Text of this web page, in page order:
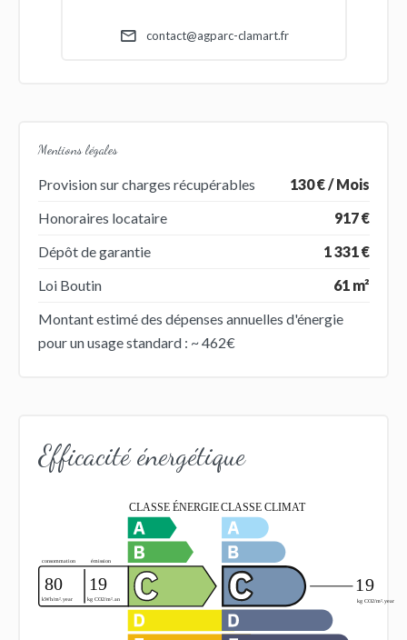
contact@agparc-clamart.fr
Mentions légales
Provision sur charges récupérables
130 € / Mois
Honoraires locataire
917 €
Dépôt de garantie
1 331 €
Loi Boutin
61 m²
Montant estimé des dépenses annuelles d'énergie
pour un usage standard : ~ 462€
Efficacité énergétique